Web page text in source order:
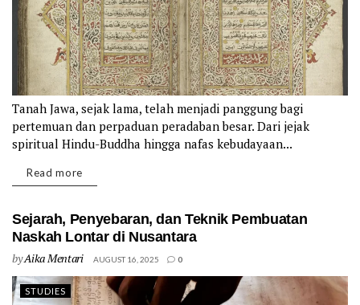
Tanah Jawa, sejak lama, telah menjadi panggung bagi
pertemuan dan perpaduan peradaban besar. Dari jejak
spiritual Hindu-Buddha hingga nafas kebudayaan...
Read moreDetails
Sejarah, Penyebaran, dan Teknik Pembuatan
Naskah Lontar di Nusantara
byAika Mentari AUGUST 16, 2025 0
STUDIES